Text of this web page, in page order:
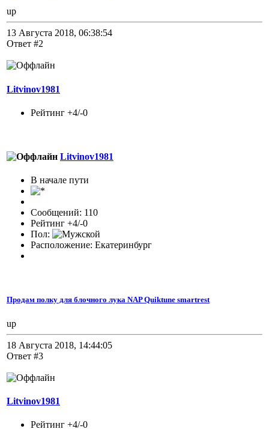
up
13 Августа 2018, 06:38:54
Ответ #2
Litvinov1981
Рейтинг +4/-0
Litvinov1981
В начале пути
Сообщений: 110
Рейтинг +4/-0
Пол:
Расположение: Екатеринбург
Продам полку для блочного лука NAP Quiktune smartrest
up
18 Августа 2018, 14:44:05
Ответ #3
Litvinov1981
Рейтинг +4/-0